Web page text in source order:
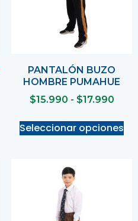
PANTALÓN BUZO
HOMBRE PUMAHUE
$15.990 - $17.990
Seleccionar opciones